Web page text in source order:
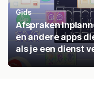
Gids
Afspraken
en andere apps
als je een dienst